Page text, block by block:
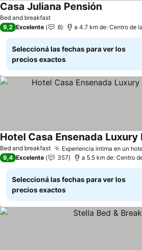
Bed and breakfast
Casa Juliana PensiónVer precios
9,2 Excelente 8 a 4.7 km de: Centro de
Seleccioná las fechas para ver los
precios exactos
Bed and breakfast Experiencia íntima en un
Hotel Casa Ensenada
9,4 Excelente 357 a 5.5 km de: Centro
Seleccioná las fechas para ver los
precios exactos